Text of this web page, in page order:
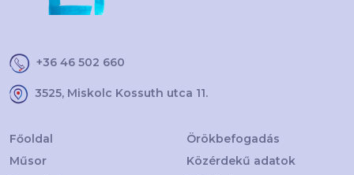
+36 46 502 660
3525, Miskolc Kossuth utca 11.
Főoldal
Műsor
Örökbefogadás
Közérdekű adatok